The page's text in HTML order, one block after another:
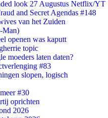
look 27 Augustus Netflix/YT
and Secret Agendas #148
van het Zuiden
Man)
openen was kaputt
topic
moeders laten daten?
#83
slopen, logisch
#30
oprichten
2026